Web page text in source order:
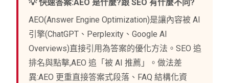
💡 快速答案:AEO 是什麼?跟 SEO 有什麼不同?
AEO(Answer Engine Optimization)是讓內容被 AI
引擎(ChatGPT、Perplexity、Google AI
Overviews)直接引用為答案的優化方法。SEO 追
排名與點擊,AEO 追「被 AI 推薦」。做法差
異:AEO 更重直接答案式段落、FAQ 結構化資